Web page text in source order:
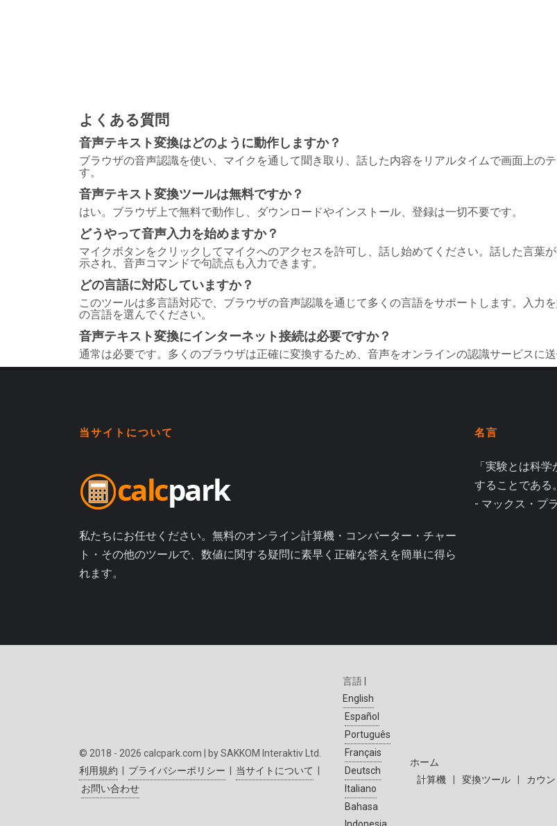
よくある質問
音声テキスト変換はどのように動作しますか？
ブラウザの音声認識を使い、マイクを通して聞き取り、話した内容をリアルタイムで画面上の
す。
音声テキスト変換ツールは無料ですか？
はい。ブラウザ上で無料で動作し、ダウンロードやインストール、登録は一切不要です。
どうやって音声入力を始めますか？
マイクボタンをクリックしてマイクへのアクセスを許可し、話し始めてください。話した言葉
示され、音声コマンドで句読点も入力できます。
どの言語に対応していますか？
このツールは多言語対応で、ブラウザの音声認識を通じて多くの言語をサポートします。入力
の言語を選んでください。
音声テキスト変換にインターネット接続は必要ですか？
通常は必要です。多くのブラウザは正確に変換するため、音声をオンラインの認識サービスに送
当サイトについて
私たちにお任せください。無料のオンライン計算機・コンバーター・チャー
ト・その他のツールで、数値に関する疑問に素早く正確な答えを簡単に得ら
れます。
名言
「実験とは科
することである
- マックス・プ
© 2018 - 2026 calcpark.com | by SAKKOM Interaktiv Ltd.
利用規約 | プライバシーポリシー | 当サイトについて |
お問い合わせ
言語 |
English
Español
Português
Français
Deutsch
Italiano
Bahasa
ホーム
計算機
変換ツール カウ